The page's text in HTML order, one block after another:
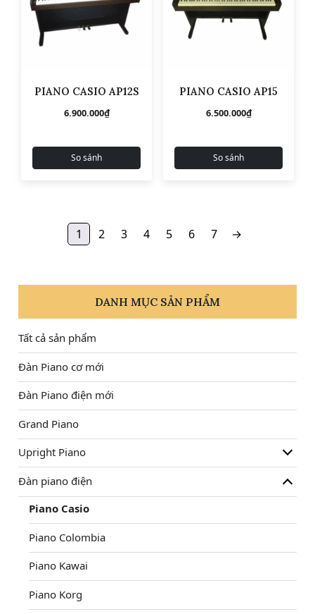
PIANO CASIO AP12S
6.900.000₫
So sánh
PIANO CASIO AP15
6.500.000₫
So sánh
1 2 3 4 5 6 7 →
DANH MỤC SẢN PHẨM
Tất cả sản phẩm
Đàn Piano cơ mới
Đàn Piano điện mới
Grand Piano
Upright Piano
Đàn piano điện
Piano Casio
Piano Colombia
Piano Kawai
Piano Korg